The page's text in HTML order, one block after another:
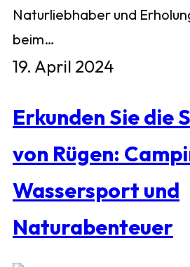
Naturliebhaber und
beim…
19. April 2024
Erkunden Sie die
von Rügen:
Wassersport und
Naturabenteuer